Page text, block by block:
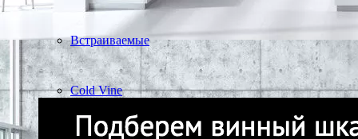
Встраиваемые
Cold Vine